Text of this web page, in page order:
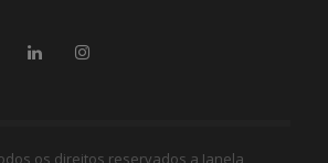
os direitos reservados a Janela